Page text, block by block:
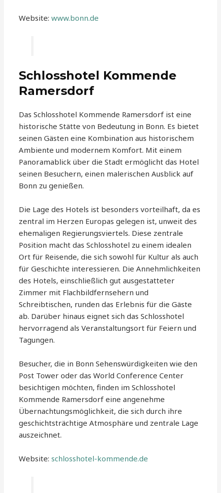
Website:www.bonn.de
Schlosshotel Kommende
Ramersdorf
Das Schlosshotel Kommende Ramersdorf ist eine
historische Stätte von Bedeutung in Bonn. Es bietet
seinen Gästen eine Kombination aus historischem
Ambiente und modernem Komfort. Mit einem
Panoramablick über die Stadt ermöglicht das Hotel
seinen Besuchern, einen malerischen Ausblick auf
Bonn zu genießen.
Die Lage des Hotels ist besonders vorteilhaft, da es
zentral im Herzen Europas gelegen ist, unweit des
ehemaligen Regierungsviertels. Diese zentrale
Position macht das Schlosshotel zu einem idealen
Ort für Reisende, die sich sowohl für Kultur als auch
für Geschichte interessieren. Die Annehmlichkeiten
des Hotels, einschließlich gut ausgestatteter
Zimmer mit Flachbildfernsehern und
Schreibtischen, runden das Erlebnis für die Gäste
ab. Darüber hinaus eignet sich das Schlosshotel
hervorragend als Veranstaltungsort für Feiern und
Tagungen.
Besucher, die in Bonn Sehenswürdigkeiten wie den
Post Tower oder das World Conference Center
besichtigen möchten, finden im Schlosshotel
Kommende Ramersdorf eine angenehme
Übernachtungsmöglichkeit, die sich durch ihre
geschichtsträchtige Atmosphäre und zentrale Lage
auszeichnet.
Website:schlosshotel-kommende.de